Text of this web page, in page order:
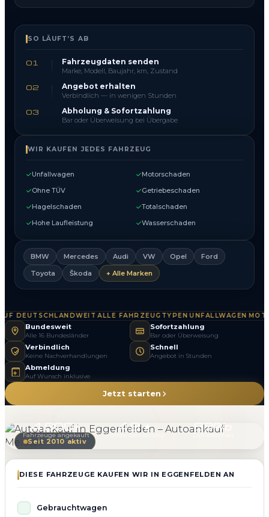
SO LÄUFT’S AB
01 Fahrzeugdaten senden
Marke, Modell, Baujahr, km, Zustand
02 Angebot erhalten
Verbindlich — in wenigen Stunden
03 Abholung & Sofortzahlung
Bar oder Überweisung bei Übergabe
WIR KAUFEN JEDES FAHRZEUG
Unfallwagen
Motorschaden
Ohne TÜV
Getriebeschaden
Hagelschaden
Totalschaden
Hohe Laufleistung
Wasserschaden
BMW Mercedes Audi VW Opel
Ford
Toyota
Škoda + Alle Marken
DEUTSCHLANDWEIT·ALLE FAHRZEUGTYPEN·UNFALLWAGEN·
Bundesweit
Alle 16 Bundesländer
Sofortzahlung
Bar oder Überweisung
Verbindlich
Keine Nachverhandlungen
Schnell
Angebot in Stunden
Abmeldung
Auf Wunsch inklusive
Jetzt starten
Seit 2010 aktiv
4.800+
Fahrzeuge angekauft
4.9 ★
Kundenbewertung
98%
Zufriedenheit
DIESE FAHRZEUGE KAUFEN WIR IN EGGENFELDEN AN
Gebrauchtwagen